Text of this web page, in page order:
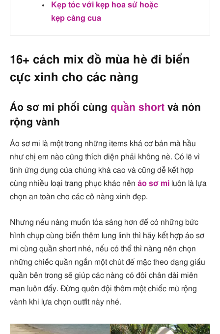
Kẹp tóc với kẹp hoa sứ hoặc
kẹp càng cua
16+ cách mix đồ mùa hè đi biển
cực xinh cho các nàng
Áo sơ mi phối cùng quần short và nón
rộng vành
Áo sơ mi là một trong những items khá cơ bản mà hầu
như chị em nào cũng thích diện phải không nè. Có lẽ vì
tính ứng dụng của chúng khá cao và cũng dễ kết hợp
cùng nhiều loại trang phục khác nên áo sơ mi luôn là lựa
chọn an toàn cho các cô nàng xinh đẹp.
Nhưng nếu nàng muốn tỏa sáng hơn để có những bức
hình chụp cùng biển thêm lung linh thì hãy kết hợp áo sơ
mi cùng quần short nhé, nếu có thể thì nàng nên chọn
những chiếc quần ngắn một chút để mặc theo dạng giấu
quần bên trong sẽ giúp các nàng có đôi chân dài miên
man luôn đấy. Đừng quên đội thêm một chiếc mũ rộng
vành khi lựa chọn outfit này nhé.